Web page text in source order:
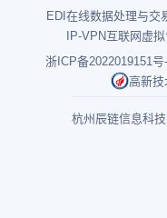
EDI在线数据处理与交
IP-VPN互联网虚
浙ICP备2022019151号
高新技
杭州辰链信息科